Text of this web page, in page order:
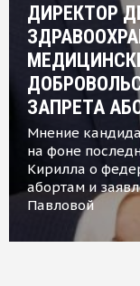
ДИРЕКТОР
ЗАПРЕТА
Мнение
на фоне
Кирилла о
абортам и
Павловой